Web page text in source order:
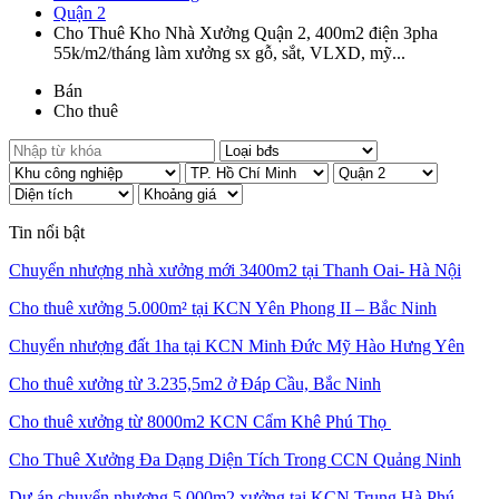
Quận 2
Cho Thuê Kho Nhà Xưởng Quận 2, 400m2 điện 3pha
55k/m2/tháng làm xưởng sx gỗ, sắt, VLXD, mỹ...
Bán
Cho thuê
Tin nổi bật
Chuyển nhượng nhà xưởng mới 3400m2 tại Thanh Oai- Hà Nội
Cho thuê xưởng 5.000m² tại KCN Yên Phong II – Bắc Ninh
Chuyển nhượng đất 1ha tại KCN Minh Đức Mỹ Hào Hưng Yên
Cho thuê xưởng từ 3.235,5m2 ở Đáp Cầu, Bắc Ninh
Cho thuê xưởng từ 8000m2 KCN Cẩm Khê Phú Thọ
Cho Thuê Xưởng Đa Dạng Diện Tích Trong CCN Quảng Ninh